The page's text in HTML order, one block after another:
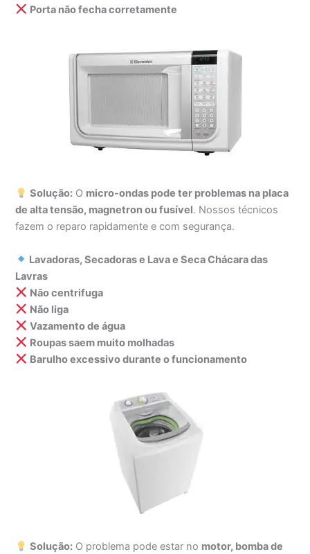
Porta não fecha corretamente
Solução: O micro-ondas pode ter problemas na placa
de alta tensão, magnetron ou fusível. Nossos técnicos
fazem o reparo rapidamente e com segurança.
Lavadoras, Secadoras e Lava e Seca Chácara das
Lavras
Não centrifuga
Não liga
Vazamento de água
Roupas saem muito molhadas
Barulho excessivo durante o funcionamento
Solução: O problema pode estar no motor, bomba de